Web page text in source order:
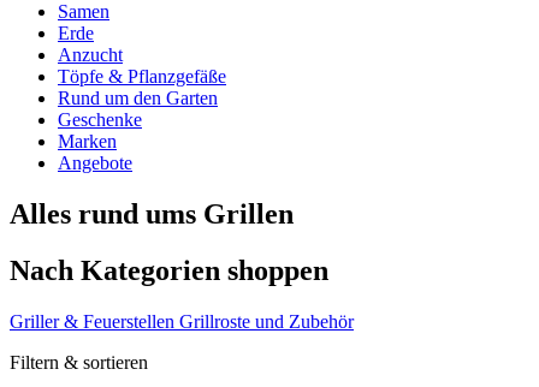
Samen
Erde
Anzucht
Töpfe & Pflanzgefäße
Rund um den Garten
Geschenke
Marken
Angebote
Alles rund ums Grillen
Nach Kategorien shoppen
Griller & Feuerstellen Grillroste und Zubehör
Filtern & sortieren